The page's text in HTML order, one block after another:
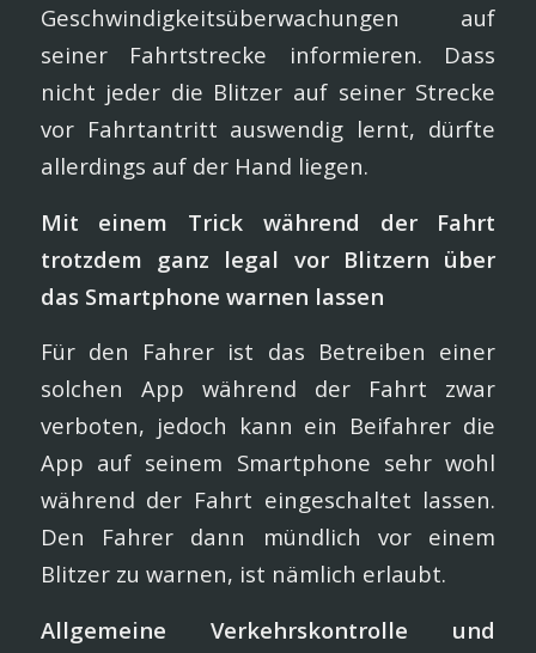
Geschwindigkeitsüberwachungen auf
seiner Fahrtstrecke informieren. Dass
nicht jeder die Blitzer auf seiner Strecke
vor Fahrtantritt auswendig lernt, dürfte
allerdings auf der Hand liegen.
Mit einem Trick während der Fahrt
trotzdem ganz legal vor Blitzern über
das Smartphone warnen lassen
Für den Fahrer ist das Betreiben einer
solchen App während der Fahrt zwar
verboten, jedoch kann ein Beifahrer die
App auf seinem Smartphone sehr wohl
während der Fahrt eingeschaltet lassen.
Den Fahrer dann mündlich vor einem
Blitzer zu warnen, ist nämlich erlaubt.
Allgemeine Verkehrskontrolle und